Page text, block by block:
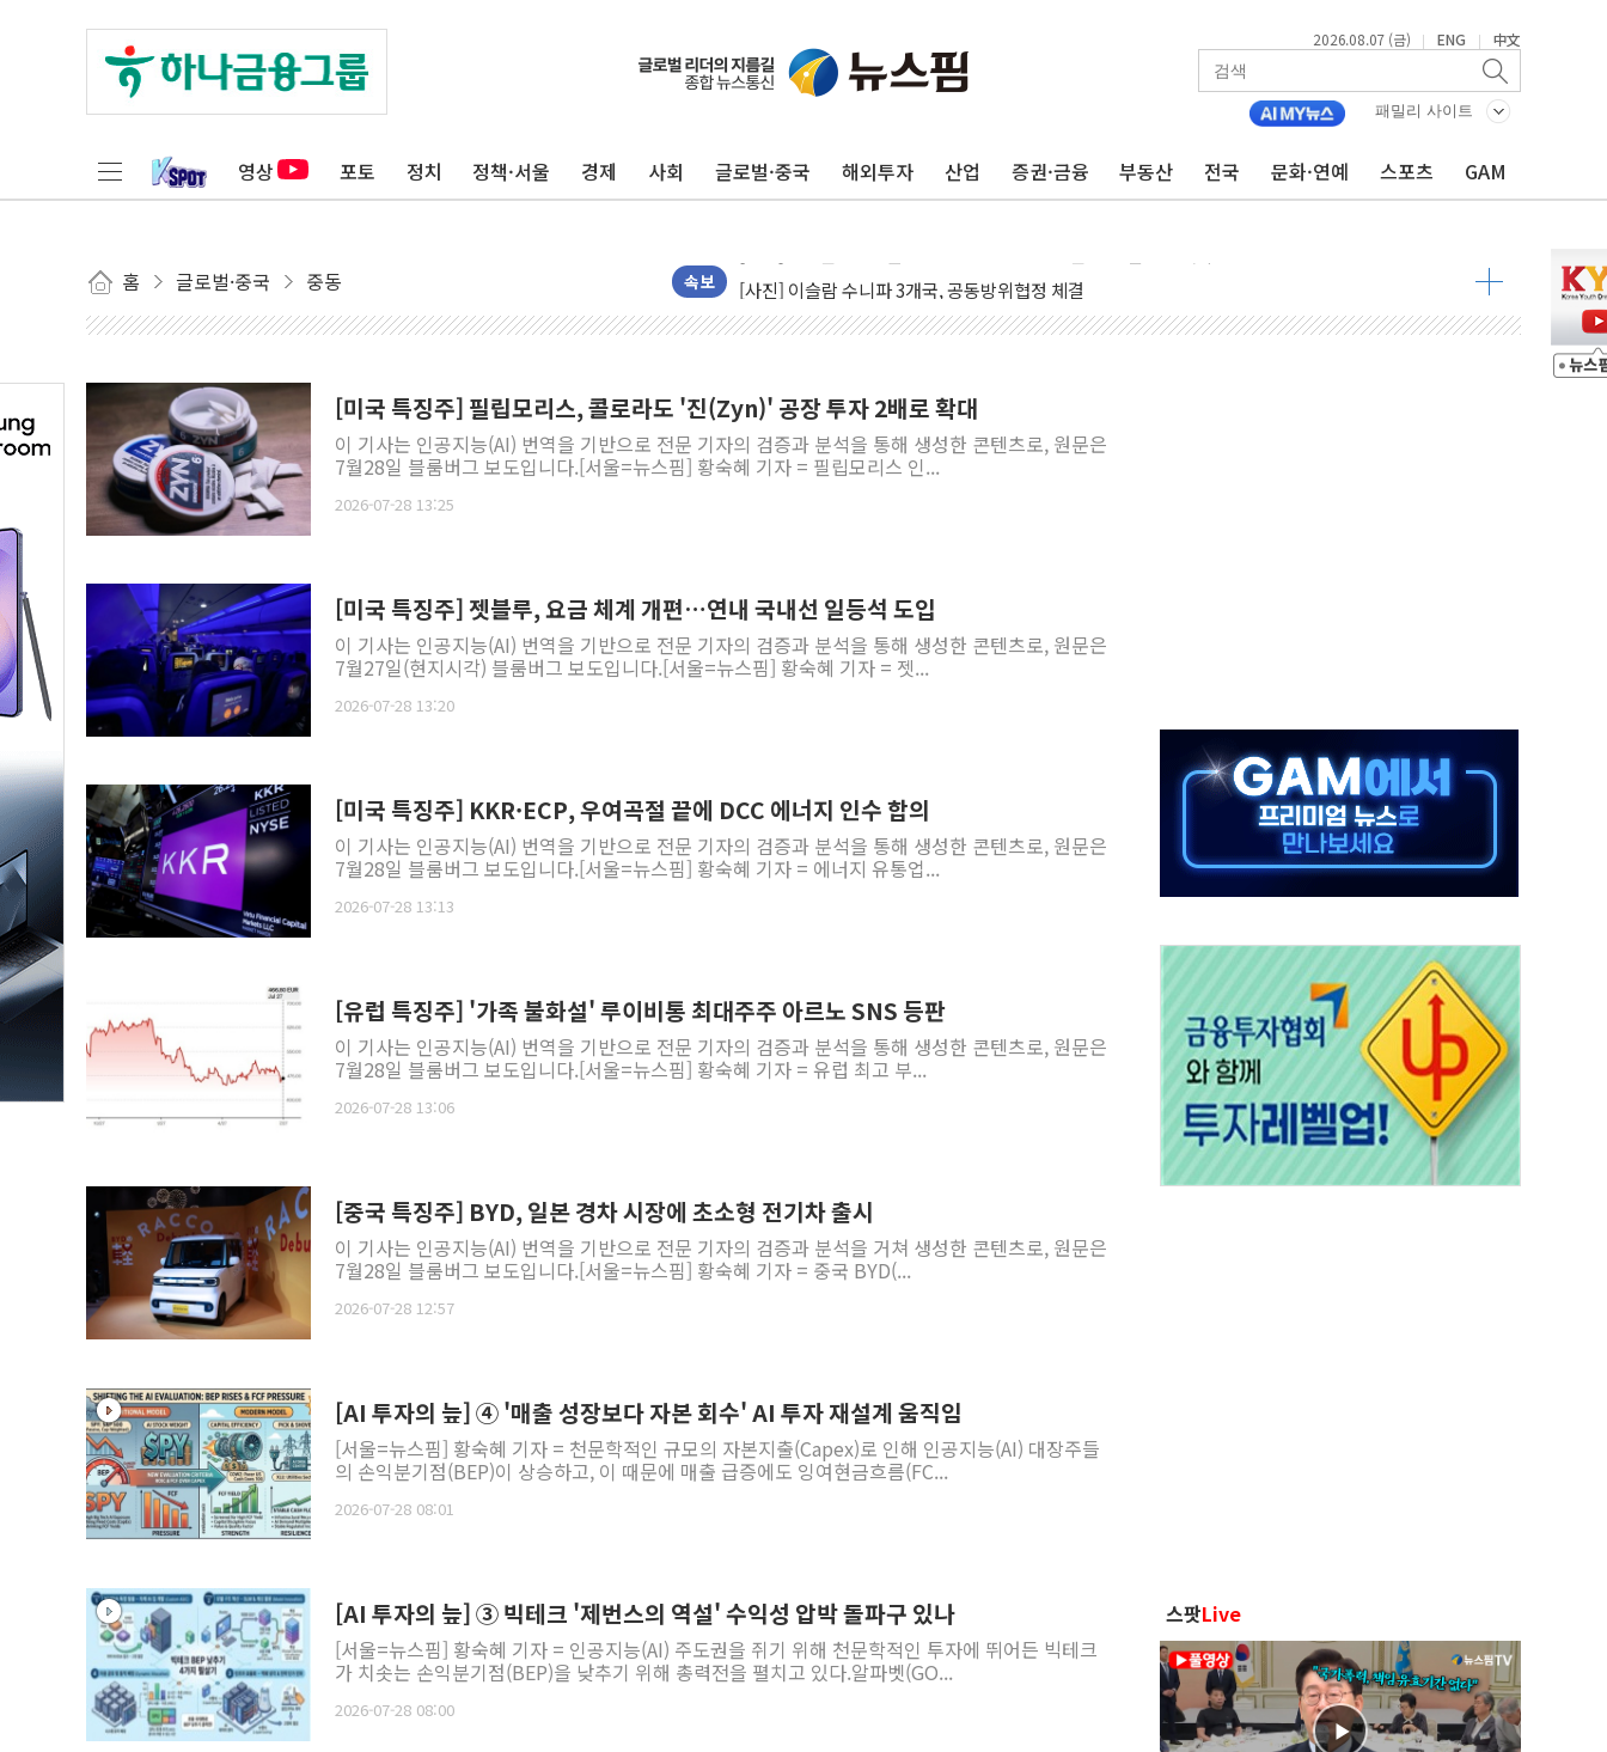
2026.08.07 (금) | ENG | 中文
패밀리 사이트
영상 포토 정치 정책·서울 경제 사회 글로벌·중국 해외투자 산업 증권·금융 부동산 전국 문화·연예 스포츠 GAM
홈 글로벌·중국 중동 속보
[AI MY 뉴스] 뉴욕 반도체주 프리뷰...美 고용 쇼크에 반도체주 '활짝'
뉴욕증시 프리뷰, 美 고용 쇼크에 금리 인상 우려 후퇴…나스닥 선물 1%대 상승
[사진] 이슬람 수니파 3개국, 공동방위협정 체결
뉴욕증시 개장 전 특징주...아틀라시안·클라우드플레어·태양광주↑ VS 트레이드데스크·웬디스↓
특정 정치인 측근 포항시 정책특보 내정설...포항시 '시끌'
李 "해남 태양광, 대한민국 다음 100년 밑거름…수도권 집중 완화 전환점"
이란와이어 "이란 최고지도자 위독…곧 사망해도 놀랍지 않아"
남동발전, 해남군에 국내 최대 규모 400MW 태양광 착공…여의도 1.6배 규모
[인도증시] 중동 불안 속 유가 상승에 소폭 하락...금융주 낙폭 커
폭염 누그러지고 가뭄 숙지나...경북동해안권 8~9일 최대 100mm 호우
사우디·튀르키예·파키스탄, '공동방위협정' 체결… 수니파 국가들의 새 안보 협력 구도
신길동 신축도 3.3㎡당 7250만원…써밋 클라비온 59㎡ 18억원대
용산공원·그린벨트로 또 충돌…반복되는 국토부-서울시 '정책 엇박자'
[미국 특징주] 필립모리스, 콜로라도 '진(Zyn)' 공장 투자 2배로 확대
이 기사는 인공지능(AI) 번역을 기반으로 전문 기자의 검증과 분석을 통해 생성한 콘텐츠로, 원문은
7월28일 블룸버그 보도입니다.[서울=뉴스핌] 황숙혜 기자 = 필립모리스 인...
2026-07-28 13:25
[미국 특징주] 젯블루, 요금 체계 개편…연내 국내선 일등석 도입
이 기사는 인공지능(AI) 번역을 기반으로 전문 기자의 검증과 분석을 통해 생성한 콘텐츠로, 원문은
7월27일(현지시각) 블룸버그 보도입니다.[서울=뉴스핌] 황숙혜 기자 = 젯...
2026-07-28 13:20
[미국 특징주] KKR·ECP, 우여곡절 끝에 DCC 에너지 인수 합의
이 기사는 인공지능(AI) 번역을 기반으로 전문 기자의 검증과 분석을 통해 생성한 콘텐츠로, 원문은
7월28일 블룸버그 보도입니다.[서울=뉴스핌] 황숙혜 기자 = 에너지 유통업...
2026-07-28 13:13
[유럽 특징주] '가족 불화설' 루이비통 최대주주 아르노 SNS 등판
이 기사는 인공지능(AI) 번역을 기반으로 전문 기자의 검증과 분석을 통해 생성한 콘텐츠로, 원문은
7월28일 블룸버그 보도입니다.[서울=뉴스핌] 황숙혜 기자 = 유럽 최고 부...
2026-07-28 13:06
[중국 특징주] BYD, 일본 경차 시장에 초소형 전기차 출시
이 기사는 인공지능(AI) 번역을 기반으로 전문 기자의 검증과 분석을 거쳐 생성한 콘텐츠로, 원문은
7월28일 블룸버그 보도입니다.[서울=뉴스핌] 황숙혜 기자 = 중국 BYD(...
2026-07-28 12:57
[AI 투자의 늪] ④ '매출 성장보다 자본 회수' AI 투자 재설계 움직임
[서울=뉴스핌] 황숙혜 기자 = 천문학적인 규모의 자본지출(Capex)로 인해 인공지능(AI) 대장주들
의 손익분기점(BEP)이 상승하고, 이 때문에 매출 급증에도 잉여현금흐름(FC...
2026-07-28 08:01
[AI 투자의 늪] ③ 빅테크 '제번스의 역설' 수익성 압박 돌파구 있나
[서울=뉴스핌] 황숙혜 기자 = 인공지능(AI) 주도권을 쥐기 위해 천문학적인 투자에 뛰어든 빅테크
가 치솟는 손익분기점(BEP)을 낮추기 위해 총력전을 펼치고 있다.알파벳(GO...
2026-07-28 08:00
스팟Live